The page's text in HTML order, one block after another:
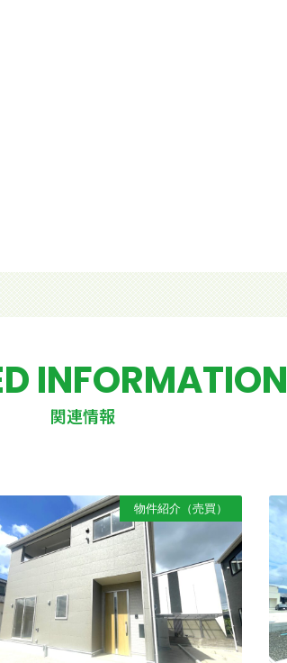
INFORMATION
関連情報
物件紹介（売買）